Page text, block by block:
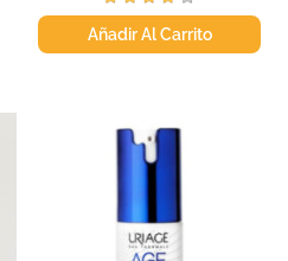
Añadir Al Carrito